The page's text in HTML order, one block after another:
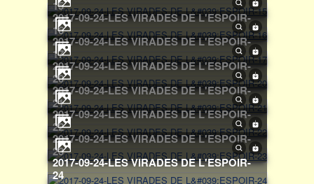
15
2017-09-24-LES VIRADES DE L'ESPOIR-
16
2017-09-24-LES VIRADES DE L'ESPOIR-
17
2017-09-24-LES VIRADES DE L'ESPOIR-
20
2017-09-24-LES VIRADES DE L'ESPOIR-
21
2017-09-24-LES VIRADES DE L'ESPOIR-
22
2017-09-24-LES VIRADES DE L'ESPOIR-
23
2017-09-24-LES VIRADES DE L'ESPOIR-
24